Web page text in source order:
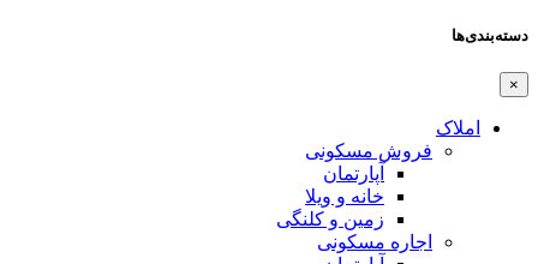
دسته‌بندی‌ها
×
املاک
فروش مسکونی
آپارتمان
خانه و ویلا
زمین و کلنگی
اجاره مسکونی